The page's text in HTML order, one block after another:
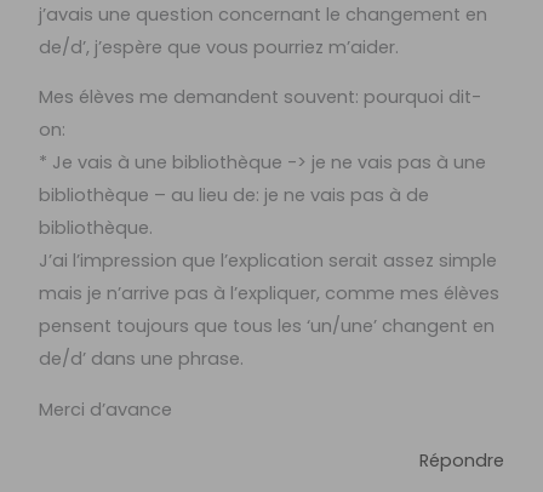
j’avais une question concernant le changement en
de/d’, j’espère que vous pourriez m’aider.
Mes élèves me demandent souvent: pourquoi dit-
on:
* Je vais à une bibliothèque -> je ne vais pas à une
bibliothèque – au lieu de: je ne vais pas à de
bibliothèque.
J’ai l’impression que l’explication serait assez simple
mais je n’arrive pas à l’expliquer, comme mes élèves
pensent toujours que tous les ‘un/une’ changent en
de/d’ dans une phrase.
Merci d’avance
Répondre